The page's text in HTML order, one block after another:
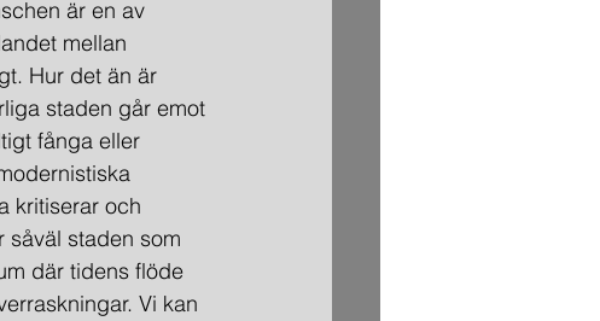
är en av
mellan
Hur det än är
staden går emot
fånga eller
kritiserar och
såväl staden som
där tidens flöde
Vi kan